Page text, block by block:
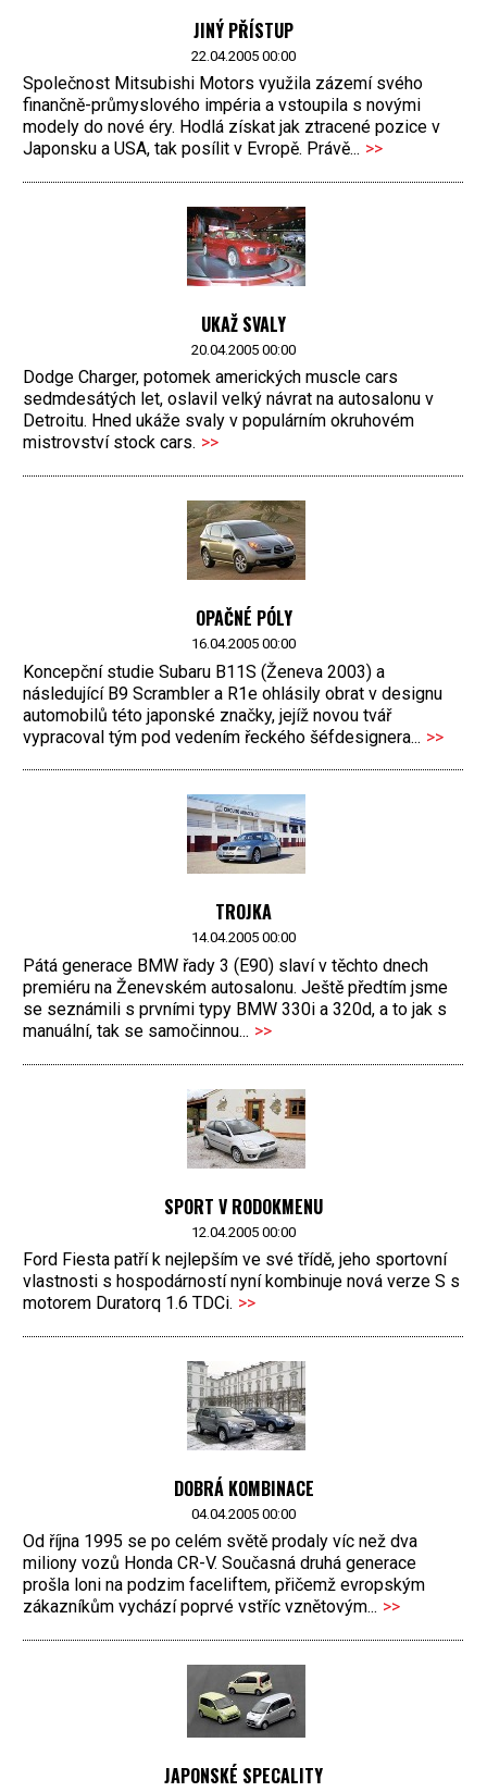
JINÝ PŘÍSTUP
22.04.2005 00:00
Společnost Mitsubishi Motors využila zázemí svého
finančně-průmyslového impéria a vstoupila s novými
modely do nové éry. Hodlá získat jak ztracené pozice v
Japonsku a USA, tak posílit v Evropě. Právě... >>
UKAŽ SVALY
20.04.2005 00:00
Dodge Charger, potomek amerických muscle cars
sedmdesátých let, oslavil velký návrat na autosalonu v
Detroitu. Hned ukáže svaly v populárním okruhovém
mistrovství stock cars. >>
OPAČNÉ PÓLY
16.04.2005 00:00
Koncepční studie Subaru B11S (Ženeva 2003) a
následující B9 Scrambler a R1e ohlásily obrat v designu
automobilů této japonské značky, jejíž novou tvář
vypracoval tým pod vedením řeckého šéfdesignera... >>
TROJKA
14.04.2005 00:00
Pátá generace BMW řady 3 (E90) slaví v těchto dnech
premiéru na Ženevském autosalonu. Ještě předtím jsme
se seznámili s prvními typy BMW 330i a 320d, a to jak s
manuální, tak se samočinnou... >>
SPORT V RODOKMENU
12.04.2005 00:00
Ford Fiesta patří k nejlepším ve své třídě, jeho sportovní
vlastnosti s hospodárností nyní kombinuje nová verze S s
motorem Duratorq 1.6 TDCi. >>
DOBRÁ KOMBINACE
04.04.2005 00:00
Od října 1995 se po celém světě prodaly víc než dva
miliony vozů Honda CR-V. Současná druhá generace
prošla loni na podzim faceliftem, přičemž evropským
zákazníkům vychází poprvé vstříc vznětovým... >>
JAPONSKÉ SPECALITY